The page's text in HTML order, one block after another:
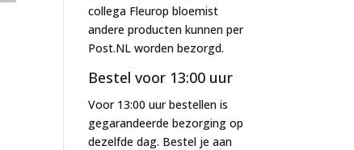
collega Fleurop bloemist
andere producten kunnen per
Post.NL worden bezorgd.
Bestel voor 13:00 uur
Voor 13:00 uur bestellen is
gegarandeerde bezorging op
dezelfde dag. Bestel je aan